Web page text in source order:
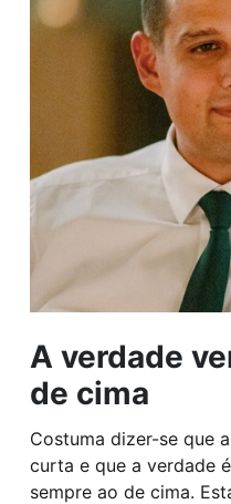
A verdade
de cima
Costuma dizer-se que
curta e que a verdade
sempre ao de cima.